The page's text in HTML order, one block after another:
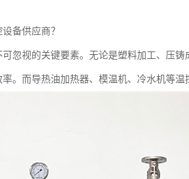
备供应商？
忽视的关键要素。无论是塑料加工、压
。而导热油加热器、模温机、冷水机等